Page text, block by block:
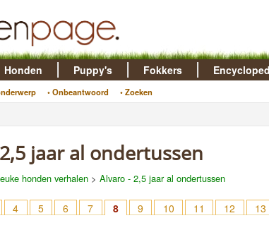
• Onbeantwoord • Zoeken
Honden Puppy's Fokkers
2,5 jaar al ondertussen
honden verhalen > Alvaro - 2,5 jaar al ondertussen
4 5 6 7 8 9 10 11 12 13